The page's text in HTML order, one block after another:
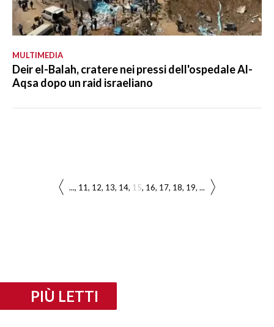
MULTIMEDIA
Deir el-Balah, cratere nei pressi dell'ospedale Al-
Aqsa dopo un raid israeliano
... 11 12 13 14 15 16 17 18 19 ...
PIÙ LETTI